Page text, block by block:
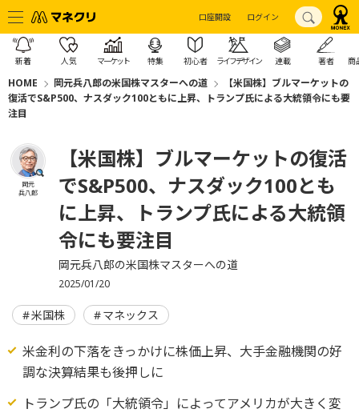
口座開設 ログイン
新着 人気 マーケット 特集 初心者 ライフデザイン 連載 著者 商
HOME 岡元兵八郎の米国株マスターへの道
【米国株】ブルマーケットの
復活でS&P500、ナスダック100ともに上昇、トランプ氏による大統領令にも要
注目
岡元
兵八郎
【米国株】ブルマーケットの復活
でS&P500、ナスダック100とも
に上昇、トランプ氏による大統領
令にも要注目
岡元兵八郎の米国株マスターへの道
2025/01/20
米国株 マネックス
米金利の下落をきっかけに株価上昇、大手金融機関の好
調な決算結果も後押しに
トランプ氏の「大統領令」によってアメリカが大きく変